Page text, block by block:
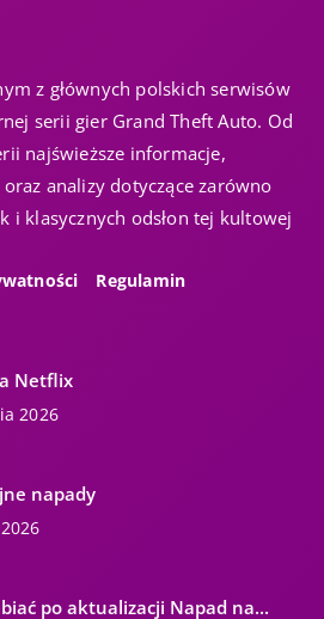
z głównych polskich serwisów
serii gier Grand Theft Auto. Od
najświeższe informacje,
analizy dotyczące zarówno
i klasycznych odsłon tej kultowej
Regulamin
Netflix
2026
napady
po aktualizacji Napad na...